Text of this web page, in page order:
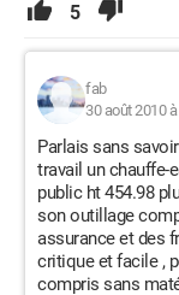
5
fab
30 août 2010
Parlais sans
travail un chauffe-
public ht 454.98
son outillage
assurance et des
critique et facile ,
compris sans